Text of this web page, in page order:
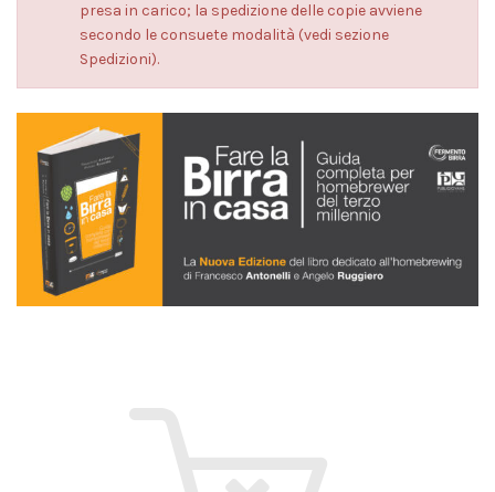
presa in carico; la spedizione delle copie avviene
secondo le consuete modalità (vedi sezione
Spedizioni).